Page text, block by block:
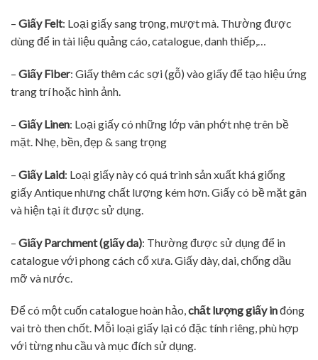
– Giấy Felt: Loại giấy sang trọng, mượt mà. Thường được
dùng để in tài liệu quảng cáo, catalogue, danh thiếp,…
– Giấy Fiber: Giấy thêm các sợi (gỗ) vào giấy để tạo hiệu ứng
trang trí hoặc hình ảnh.
– Giấy Linen: Loại giấy có những lớp vân phớt nhẹ trên bề
mặt. Nhẹ, bền, đẹp & sang trọng
– Giấy Laid: Loại giấy này có quá trình sản xuất khá giống
giấy Antique nhưng chất lượng kém hơn. Giấy có bề mặt gân
và hiện tại ít được sử dụng.
– Giấy Parchment (giấy da): Thường được sử dụng để in
catalogue với phong cách cổ xưa. Giấy dày, dai, chống dầu
mỡ và nước.
Để có một cuốn catalogue hoàn hảo,chất lượng giấy inđóng
vai trò then chốt. Mỗi loại giấy lại có đặc tính riêng, phù hợp
với từng nhu cầu và mục đích sử dụng.